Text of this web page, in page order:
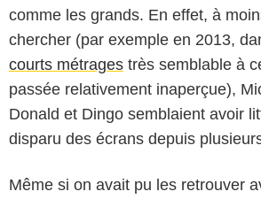
comme les grands. En effet, à
chercher (par exemple en 2013,
courts métrages très semblable à
passée relativement inaperçue),
Donald et Dingo semblaient avoir
disparu des écrans depuis
Même si on avait pu les retrouver